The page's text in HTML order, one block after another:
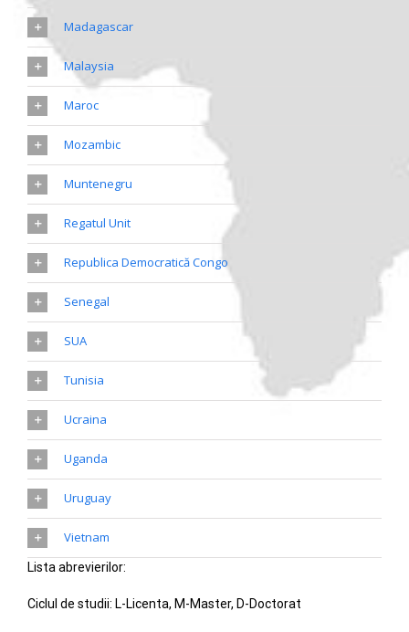
Madagascar
Malaysia
Maroc
Mozambic
Muntenegru
Regatul Unit
Republica Democratică Congo
Senegal
SUA
Tunisia
Ucraina
Uganda
Uruguay
Vietnam
Lista abrevierilor:
Ciclul de studii: L-Licenta, M-Master, D-Doctorat